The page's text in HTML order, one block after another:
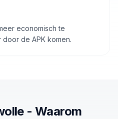
economisch te
de APK komen.
- Waarom